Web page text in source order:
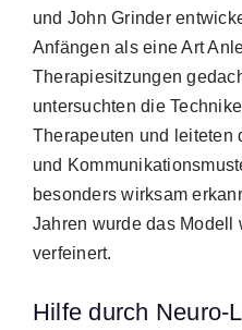
und John Grinder
Anfängen als eine Art
Therapiesitzungen
untersuchten die
Therapeuten und leiteten
und
besonders wirksam
Jahren wurde das Modell
verfeinert.
Hilfe durch Neuro-